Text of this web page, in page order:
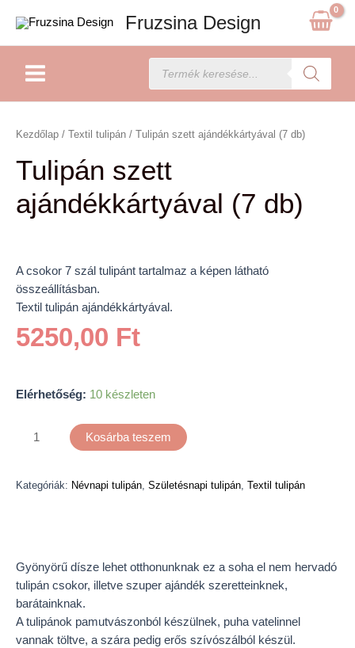
content
Fruzsina Design
Products
search
Kezdőlap / Textil tulipán / Tulipán szett ajándékkártyával (7 db)
Tulipán szett
ajándékkártyával (7 db)
A csokor 7 szál tulipánt tartalmaz a képen látható
összeállításban.
Textil tulipán ajándékkártyával.
5250,00 Ft
Elérhetőség: 10 készleten
szett
(7
db)
mennyiség
Kosárba teszem
Kategóriák: Névnapi tulipán Születésnapi tulipán Textil tulipán
Gyönyörű dísze lehet otthonunknak ez a soha el nem hervadó
tulipán csokor, illetve szuper ajándék szeretteinknek,
barátainknak.
A tulipánok pamutvászonból készülnek, puha vatelinnel
vannak töltve, a szára pedig erős szívószálból készül.